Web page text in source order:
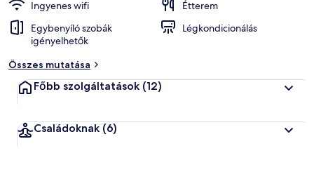
Ingyenes wifi
Étterem
Egybenyíló szobák
igényelhetők
Légkondicionálás
Összes mutatása
Főbb szolgáltatások (12)
Családoknak (6)